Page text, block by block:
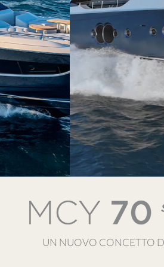
UN NUOVO CONCETTO